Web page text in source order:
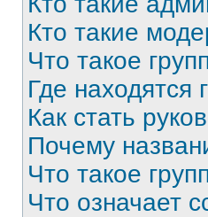
Кто такие
Что такое
Где находятся
Как стать
Почему
Что такое
Что означает